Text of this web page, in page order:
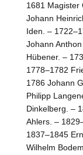
1681 Magister
Johann
Iden. –
Johann
Hübener. –
1778–1782
1786 Johann
Philipp
Dinkelberg. –
Ahlers. –
1837–1845
Wilhelm